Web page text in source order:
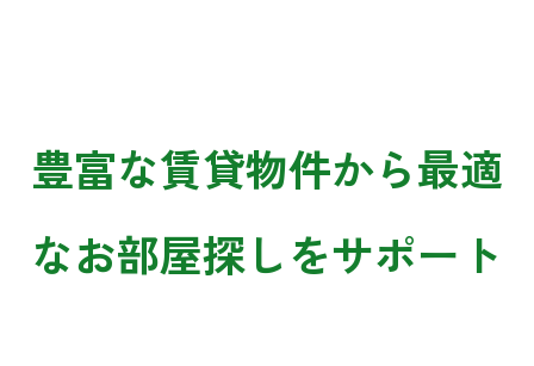
豊富な賃貸物件から最適
なお部屋探しをサポート